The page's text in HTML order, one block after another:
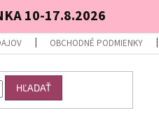
10-17.8.2026
OBCHODNÉ PODMIENKY
HĽADAŤ